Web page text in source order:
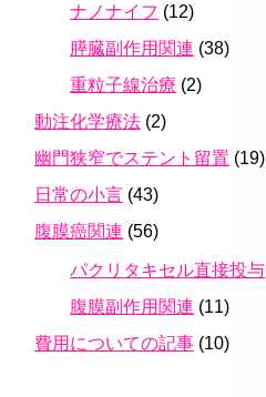
ナノナイフ (12)
膵臓副作用関連 (38)
重粒子線治療 (2)
動注化学療法 (2)
幽門狭窄でステント留置 (19)
日常の小言 (43)
腹膜癌関連 (56)
パクリタキセル直接投与
腹膜副作用関連 (11)
費用についての記事 (10)